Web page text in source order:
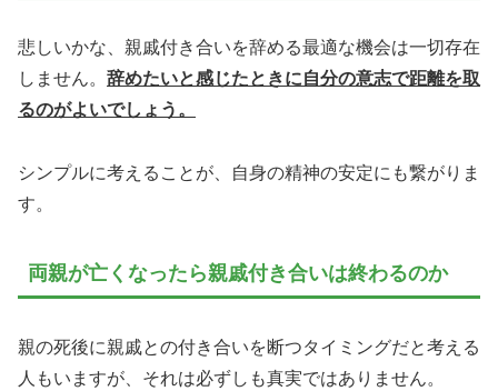
悲しいかな、親戚付き合いを辞める最適な機会は一切存在
しません。 辞めたいと感じたときに自分の意志で距離を取
るのがよいでしょう。
シンプルに考えることが、自身の精神の安定にも繋がりま
す。
両親が亡くなったら親戚付き合いは終わるのか
親の死後に親戚との付き合いを断つタイミングだと考える
人もいますが、それは必ずしも真実ではありません。